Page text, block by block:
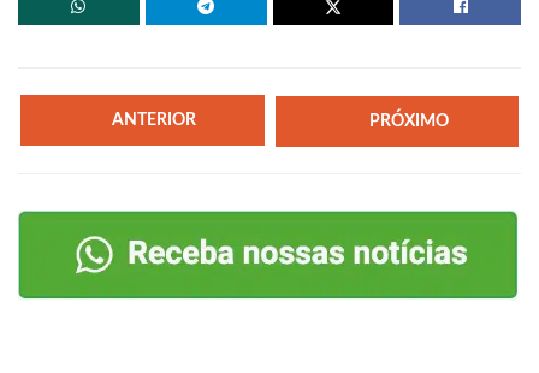
ANTERIOR PRÓXIMO